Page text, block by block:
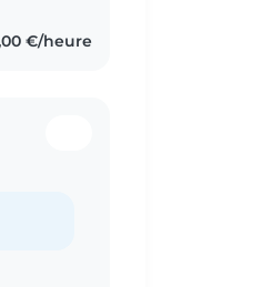
€/heure